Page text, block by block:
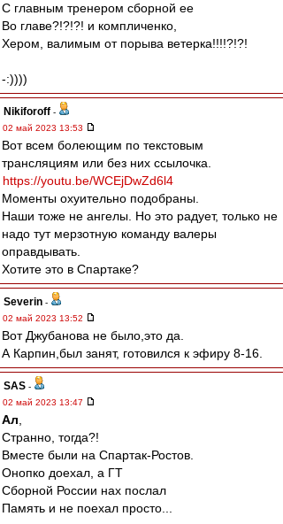
С главным тренером сборной ее
Во главе?!?!?! и компличенко,
Хером, валимым от порыва ветерка!!!!?!?!
-:))))
Nikiforoff -
02 май 2023 13:53
Вот всем болеющим по текстовым
трансляциям или без них ссылочка.
https://youtu.be/WCEjDwZd6l4
Моменты охуительно подобраны.
Наши тоже не ангелы. Но это радует, только не
надо тут мерзотную команду валеры
оправдывать.
Хотите это в Спартаке?
Severin -
02 май 2023 13:52
Вот Джубанова не было,это да.
А Карпин,был занят, готовился к эфиру 8-16.
SAS -
02 май 2023 13:47
Ал
Странно, тогда?!
Вместе были на Спартак-Ростов.
Онопко доехал, а ГТ
Сборной России нах послал
Память и не поехал просто...